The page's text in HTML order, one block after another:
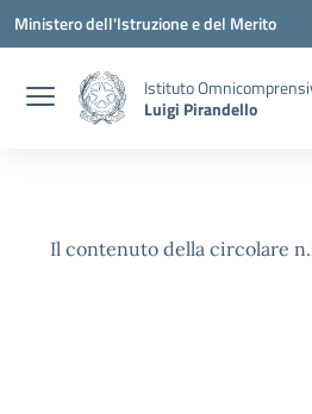
Vai ai contenuti
Vai al menu di navigazione
Vai al footer
Ministero dell'Istruzione e del Merito
Istituto
Luigi Pirandello
Il contenuto della circolare